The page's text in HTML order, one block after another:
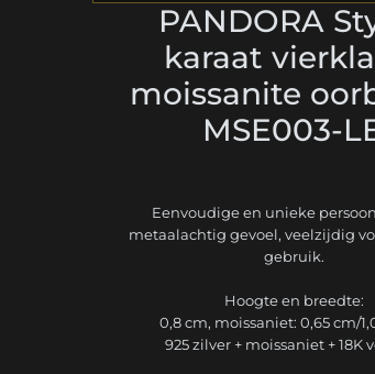
PANDORA
karaat
moissanite
MSE003-
Eenvoudige en unieke
metaalachtig gevoel, veelzijdig
gebruik.
Hoogte en breedte:
0,8 cm, moissaniet: 0,65 cm/
925 zilver + moissaniet + 18K